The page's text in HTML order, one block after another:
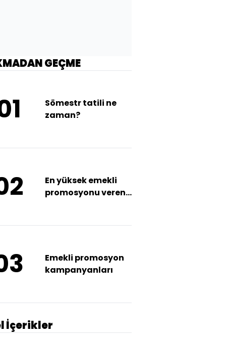
İçerikler
GEÇME
Sömestr tatili ne
zaman?
En yüksek emekli
promosyonu veren
Emekli promosyon
kampanyanları